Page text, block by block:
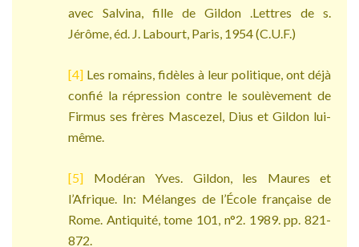
avec Salvina, fille de Gildon .Lettres de s.
Jérôme, éd. J. Labourt, Paris, 1954 (C.U.F.)
[4] Les romains, fidèles à leur politique, ont déjà
confié la répression contre le soulèvement de
Firmus ses frères Mascezel, Dius et Gildon lui-
même.
[5] Modéran Yves. Gildon, les Maures et
l’Afrique. In: Mélanges de l’École française de
Rome. Antiquité, tome 101, n°2. 1989. pp. 821-
872.